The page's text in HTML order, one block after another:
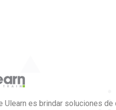
Ulearn es brindar soluciones de